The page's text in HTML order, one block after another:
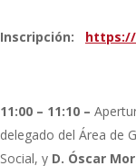
Inscripción: https://
11:00 – 11:10 –
delegado del Área de
Social, y D. Óscar